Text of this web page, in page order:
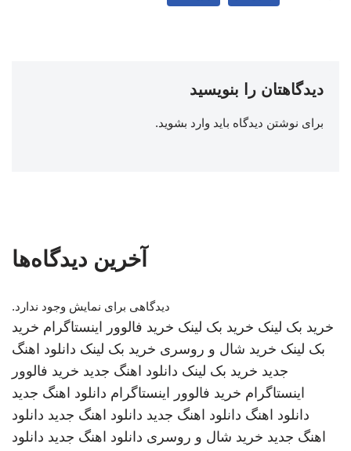
دیدگاهتان را بنویسید
برای نوشتن دیدگاه باید وارد بشوید.
آخرین دیدگاه‌ها
دیدگاهی برای نمایش وجود ندارد.
خرید بک لینک خرید بک لینک خرید فالوور اینستاگرام خرید
بک لینک خرید شال و روسری خرید بک لینک دانلود اهنگ
جدید خرید بک لینک دانلود اهنگ جدید خرید فالوور
اینستاگرام خرید فالوور اینستاگرام دانلود اهنگ جدید
دانلود اهنگ دانلود اهنگ جدید دانلود اهنگ جدید دانلود
اهنگ جدید خرید شال و روسری دانلود اهنگ جدید دانلود